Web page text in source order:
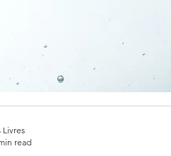
Livres
read